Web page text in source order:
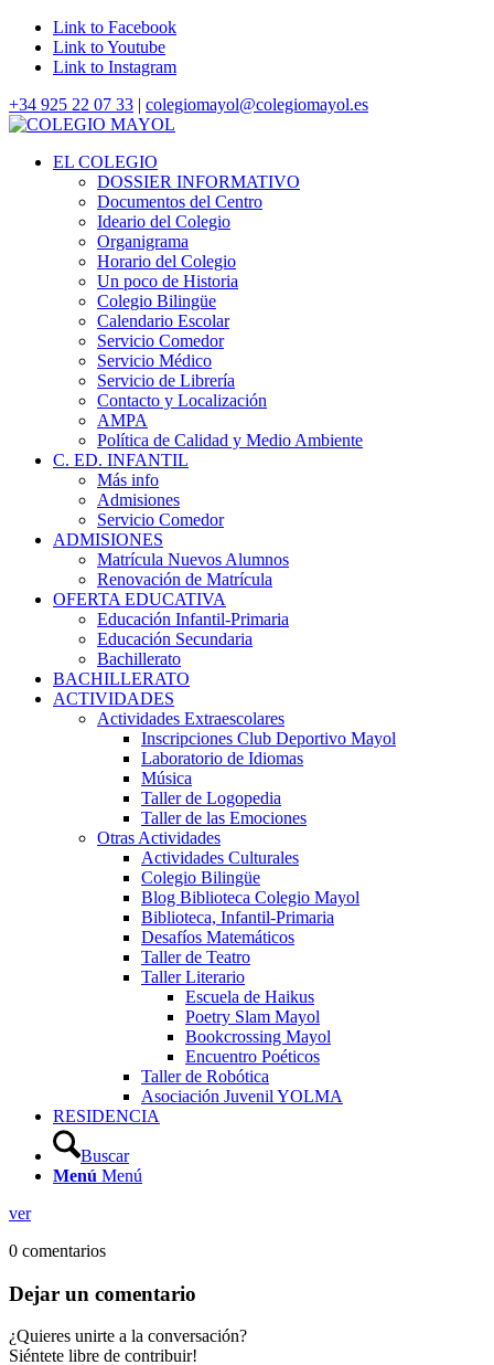
Link to Facebook
Link to Youtube
Link to Instagram
+34 925 22 07 33 | colegiomayol@colegiomayol.es
EL COLEGIO
DOSSIER INFORMATIVO
Documentos del Centro
Ideario del Colegio
Organigrama
Horario del Colegio
Un poco de Historia
Colegio Bilingüe
Calendario Escolar
Servicio Comedor
Servicio Médico
Servicio de Librería
Contacto y Localización
AMPA
Política de Calidad y Medio Ambiente
C. ED. INFANTIL
Más info
Admisiones
Servicio Comedor
ADMISIONES
Matrícula Nuevos Alumnos
Renovación de Matrícula
OFERTA EDUCATIVA
Educación Infantil-Primaria
Educación Secundaria
Bachillerato
BACHILLERATO
ACTIVIDADES
Actividades Extraescolares
Inscripciones Club Deportivo Mayol
Laboratorio de Idiomas
Música
Taller de Logopedia
Taller de las Emociones
Otras Actividades
Actividades Culturales
Colegio Bilingüe
Blog Biblioteca Colegio Mayol
Biblioteca, Infantil-Primaria
Desafíos Matemáticos
Taller de Teatro
Taller Literario
Escuela de Haikus
Poetry Slam Mayol
Bookcrossing Mayol
Encuentro Poéticos
Taller de Robótica
Asociación Juvenil YOLMA
RESIDENCIA
Buscar
Menú Menú
ver
0 comentarios
Dejar un comentario
¿Quieres unirte a la conversación?
Siéntete libre de contribuir!